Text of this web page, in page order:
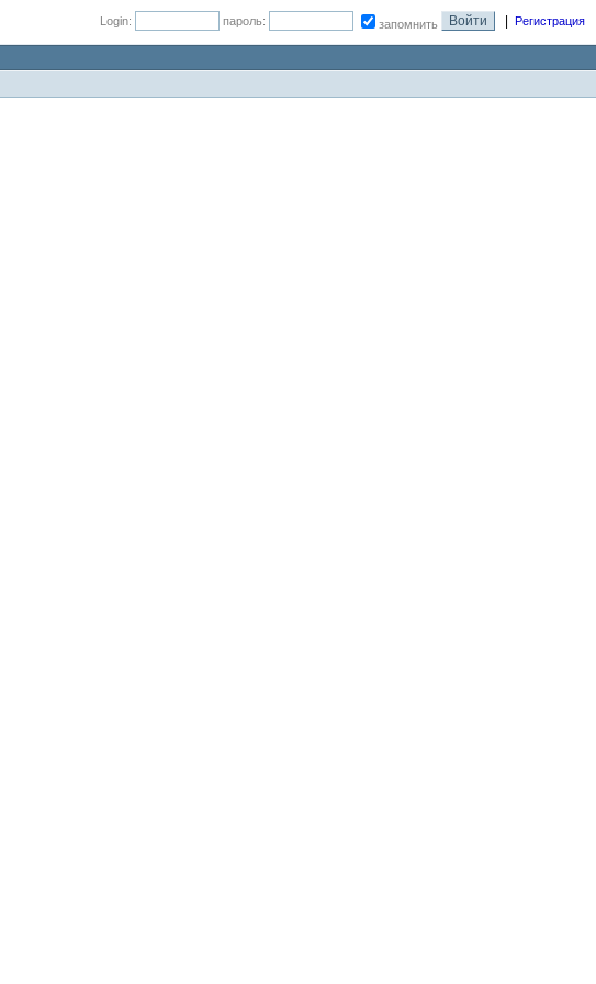
Login: пароль: запомнить Регистрация